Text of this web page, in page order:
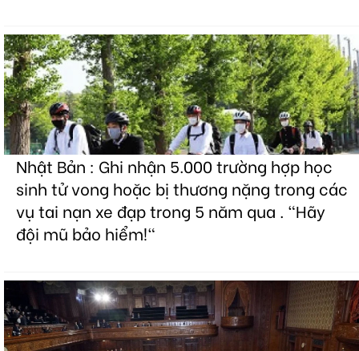
Nhật Bản : Ghi nhận 5.000 trường hợp học
sinh tử vong hoặc bị thương nặng trong các
vụ tai nạn xe đạp trong 5 năm qua . "Hãy
đội mũ bảo hiểm!"